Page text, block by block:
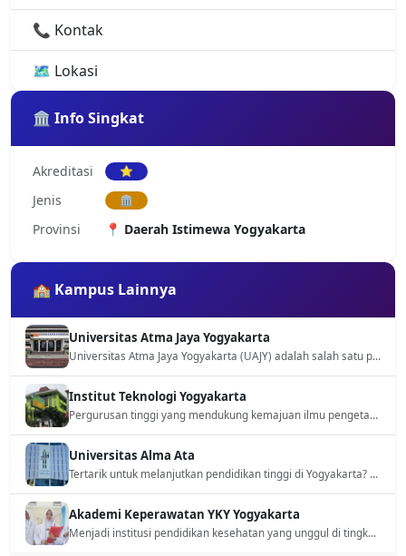
📞 Kontak
🗺️ Lokasi
🏛️ Info Singkat
Akreditasi ⭐
Jenis 🏛️
Provinsi 📍 Daerah Istimewa Yogyakarta
🏫 Kampus Lainnya
Universitas Atma Jaya Yogyakarta
Universitas Atma Jaya Yogyakarta (UAJY) adalah salah satu perguruan tinggi swasta terkemuka di Indonesia, dikenal dengan reputasinya yang baik dan lulusan berkualitas. Berlokasi di kota pelajar Yogyakarta, UAJY menarik minat banyak calon mahasiswa dari berbagai daerah. Mari kita selami lebih jauh mengenai profil lengkap universitas ini
Institut Teknologi Yogyakarta
Pergurusan tinggi yang mendukung kemajuan ilmu pengetahuan dan teknologi serta memberikan konstribusi kepada bangsa Indonesia dalam bidang industri dan ekonomi
Universitas Alma Ata
Tertarik untuk melanjutkan pendidikan tinggi di Yogyakarta? Universitas Alma Ata bisa menjadi salah satu pilihan. Mari kita ulas berbagai informasi penting mengenai universitas ini
Akademi Keperawatan YKY Yogyakarta
Menjadi institusi pendidikan kesehatan yang unggul di tingkat nasional pada tahun 2039